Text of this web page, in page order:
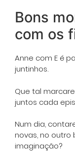
Bons
com os
Anne com E é
juntinhos.
Que tal
juntos cada
Num dia,
novas, no
imaginação?